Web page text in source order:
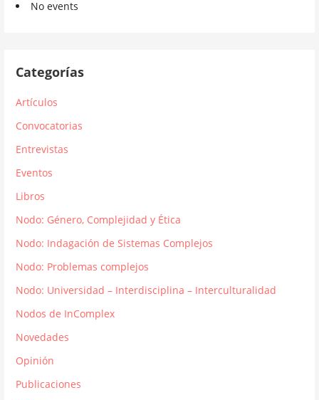
No events
Categorías
Artículos
Convocatorias
Entrevistas
Eventos
Libros
Nodo: Género, Complejidad y Ética
Nodo: Indagación de Sistemas Complejos
Nodo: Problemas complejos
Nodo: Universidad – Interdisciplina – Interculturalidad
Nodos de InComplex
Novedades
Opinión
Publicaciones